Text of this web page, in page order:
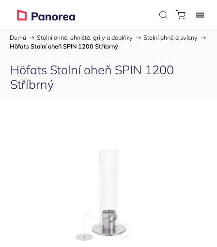
Domů / Stolní ohně, ohniště, grily a doplňky / Stolní ohně a svícny /
Höfats Stolní oheň SPIN 1200 Stříbrný
Höfats Stolní oheň SPIN 1200
Stříbrný